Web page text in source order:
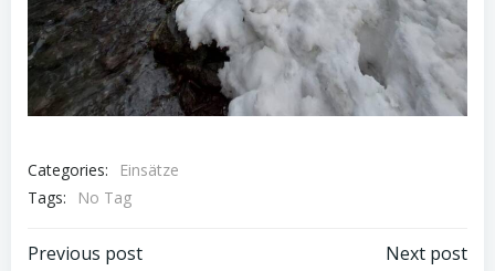
Categories:
Einsätze
Tags:
No Tag
Previous post Next post